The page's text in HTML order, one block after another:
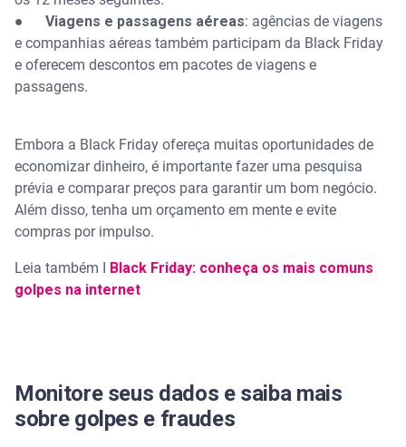
● Viagens e passagens aéreas: agências de viagens
e companhias aéreas também participam da Black Friday
e oferecem descontos em pacotes de viagens e
passagens.
Embora a Black Friday ofereça muitas oportunidades de
economizar dinheiro, é importante fazer uma pesquisa
prévia e comparar preços para garantir um bom negócio.
Além disso, tenha um orçamento em mente e evite
compras por impulso.
Leia também I
Black Friday: conheça os mais comuns
golpes na internet
Monitore seus dados e saiba mais
sobre golpes e fraudes